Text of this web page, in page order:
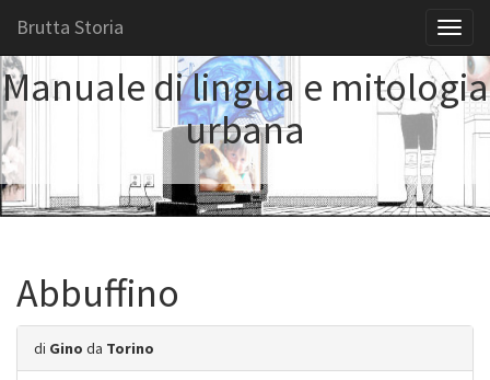
Brutta Storia
Manuale di lingua e mitologia
urbana
Abbuffino
di Gino da Torino